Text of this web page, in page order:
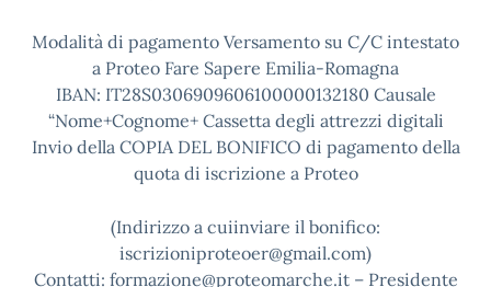
Modalità di pagamento Versamento su C/C intestato
a Proteo Fare Sapere Emilia-Romagna
IBAN: IT28S0306909606100000132180 Causale
“Nome+Cognome+ Cassetta degli attrezzi digitali
Invio della COPIA DEL BONIFICO di pagamento della
quota di iscrizione a Proteo
(Indirizzo a cuiinviare il bonifico:
iscrizioniproteoer@gmail.com)
Contatti: formazione@proteomarche.it – Presidente